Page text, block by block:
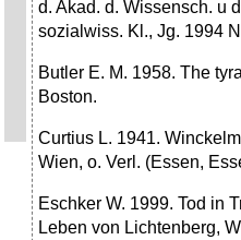
d. Akad. d. Wissensch. u
sozialwiss. Kl., Jg. 1994
Butler E. M. 1958. The
Boston.
Curtius L. 1941.
Wien, o. Verl. (Essen,
Eschker W. 1999. Tod in
Leben von Lichtenberg,